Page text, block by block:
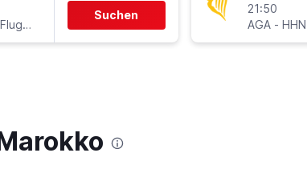
Mehrere Fluglinien
Suchen
21:50
AGA- HHN